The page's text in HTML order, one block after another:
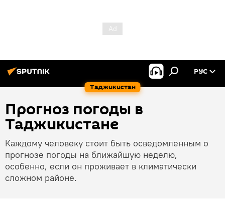
Таджикистан
РУС
Прогноз погоды в
Таджикистане
Каждому человеку стоит быть осведомленным о
прогнозе погоды на ближайшую неделю,
особенно, если он проживает в климатически
сложном районе.